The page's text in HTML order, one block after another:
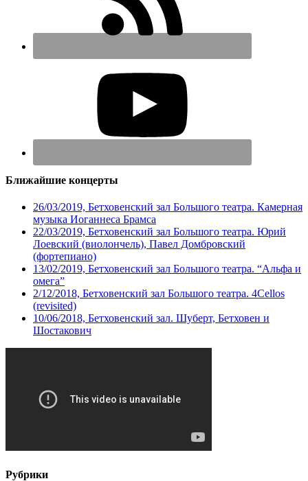
Ближайшие концерты
26/03/2019, Бетховенский зал Большого театра. Камерная
музыка Иоганнеса Брамса
22/03/2019, Бетховенский зал Большого театра. Юрий
Лоевский (виолончель), Павел Домбровский
(фортепиано)
13/02/2019, Бетховенский зал Большого театра. “Альфа и
омега”
2/12/2018, Бетховенский зал Большого театра. 4Cellos
(revisited)
10/06/2018, Бетховенский зал. Шуберт, Бетховен и
Шостакович
Рубрики